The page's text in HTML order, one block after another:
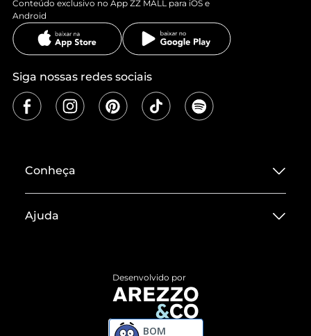
Conteúdo exclusivo no App ZZ MALL para iOS e
Android
Siga nossas redes sociais
Conheça
Termos de Uso
ZZ MALL é confiável
Ajuda
Devolução do Produto
Compre pelo WhatsApp
Desenvolvido por
BOM